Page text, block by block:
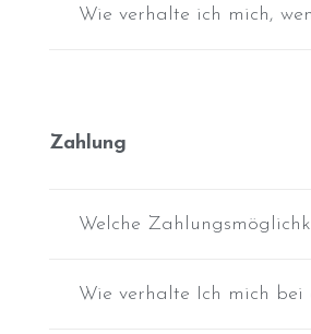
Wie verhalte ich mich,
Zahlung
Welche
Wie verhalte Ich mich bei